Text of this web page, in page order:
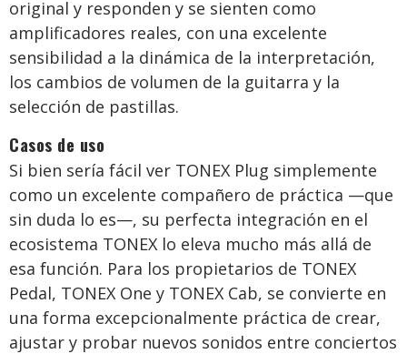
original y responden y se sienten como
amplificadores reales, con una excelente
sensibilidad a la dinámica de la interpretación,
los cambios de volumen de la guitarra y la
selección de pastillas.
Casos de uso
Si bien sería fácil ver TONEX Plug simplemente
como un excelente compañero de práctica —que
sin duda lo es—, su perfecta integración en el
ecosistema TONEX lo eleva mucho más allá de
esa función. Para los propietarios de TONEX
Pedal, TONEX One y TONEX Cab, se convierte en
una forma excepcionalmente práctica de crear,
ajustar y probar nuevos sonidos entre conciertos